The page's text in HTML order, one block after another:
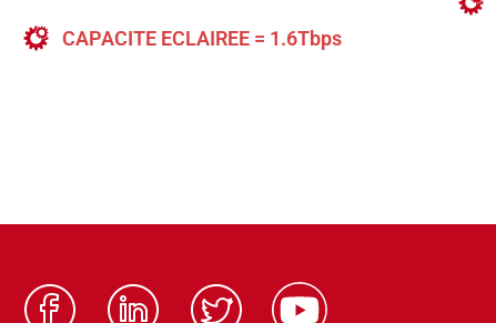
CAPACITE ECLAIREE = 1.6Tbps